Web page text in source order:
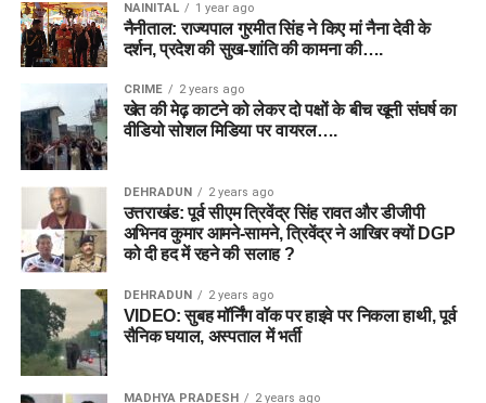
NAINITAL 1 year ago
नैनीताल: राज्यपाल गुरमीत सिंह ने किए मां नैना देवी के
दर्शन, प्रदेश की सुख-शांति की कामना की….
CRIME 2 years ago
खेत की मेढ़ काटने को लेकर दो पक्षों के बीच खूनी संघर्ष का
वीडियो सोशल मिडिया पर वायरल….
DEHRADUN 2 years ago
उत्तराखंड: पूर्व सीएम त्रिवेंद्र सिंह रावत और डीजीपी
अभिनव कुमार आमने-सामने, त्रिवेंद्र ने आखिर क्यों DGP
को दी हद में रहने की सलाह ?
DEHRADUN 2 years ago
VIDEO: सुबह मॉर्निंग वॉक पर हाइवे पर निकला हाथी, पूर्व
सैनिक घयाल, अस्पताल में भर्ती
MADHYA PRADESH 2 years ago